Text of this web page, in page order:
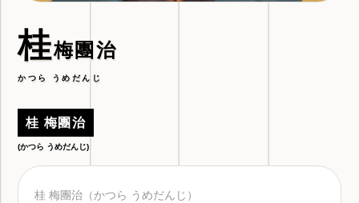
桂梅團治
かつら うめだんじ
桂 梅團治
(かつら うめだんじ)
桂 梅團治（かつら うめだんじ）